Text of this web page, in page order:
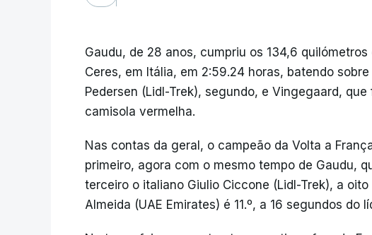
Gaudu, de 28 anos, cumpriu os 134,6
Ceres, em Itália, em 2:59.24 horas, batendo
Pedersen (Lidl-Trek), segundo, e Vingegaard,
camisola vermelha.
Nas contas da geral, o campeão da Volta a
primeiro, agora com o mesmo tempo de Gaudu,
terceiro o italiano Giulio Ciccone (Lidl-Trek), a
Almeida (UAE Emirates) é 11.º, a 16 segundos do